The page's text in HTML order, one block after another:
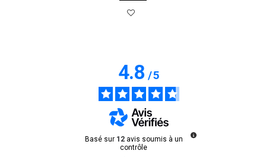
4.8/5
Basé sur 12 avis soumis à un
contrôle